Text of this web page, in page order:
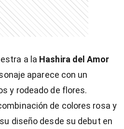
a la Hashira del Amor
aparece con un
y rodeado de flores.
de colores rosa y
diseño desde su debut en